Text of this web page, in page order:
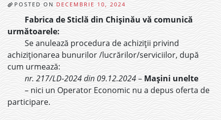
POSTED ON DECEMBRIE 10, 2024
Fabrica de Sticlă din Chișinău vă comunică
următoarele:
Se anulează procedura de achiziții privind
achiziționarea bunurilor /lucrărilor/serviciilor, după
cum urmează:
nr. 217/LD-2024 din 09.12.2024– Mașini unelte
– nici un Operator Economic nu a depus oferta de
participare.